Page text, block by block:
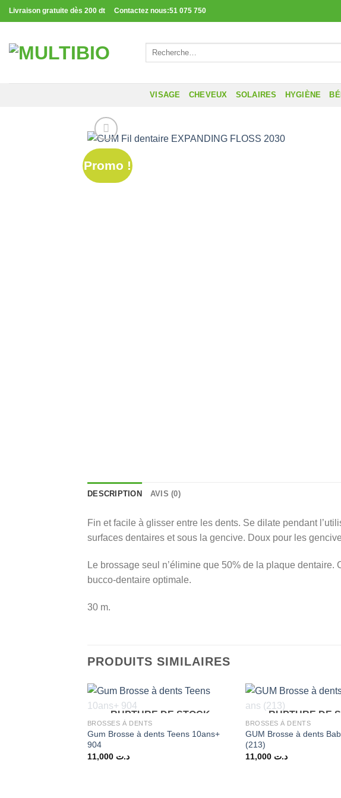
Passer
au
Livraison gratuite dès 200 dt Contactez nous:51 075 750
Recherche
VISAGE CHEVEUX SOLAIRES HYGIÈNE
Promo !
DESCRIPTION AVIS (0)
Fin et facile à glisser entre les dents. Se dilate pendant
surfaces dentaires et sous la gencive. Doux pour les
Le brossage seul n’élimine que 50% de la plaque
bucco-dentaire optimale.
30 m.
PRODUITS SIMILAIRES
RUPTURE DE STOCK
BROSSES À DENTS
Gum Brosse à dents Teens 10ans+
904
د.ت 11,000
RUPTURE DE
BROSSES À DENTS
GUM Brosse à dents
(213)
د.ت